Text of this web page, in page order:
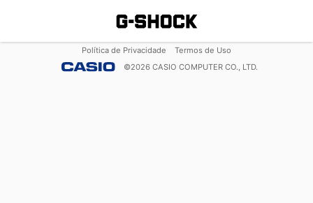
Política de Privacidade
Termos de Uso
©2026 CASIO COMPUTER CO., LTD.